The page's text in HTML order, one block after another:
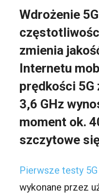
Wdrożenie
zmienia
Internetu
prędkości 5G
3,6 GHz
moment ok.
szczytowe
Pierwsze testy
wykonane przez